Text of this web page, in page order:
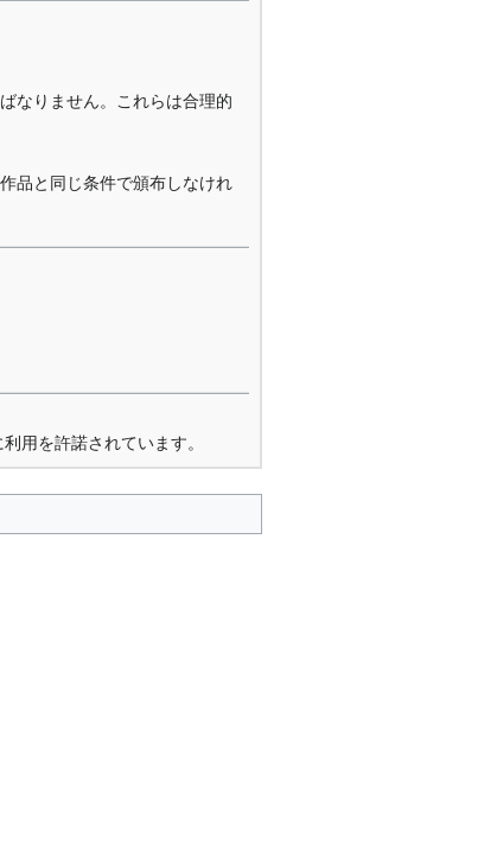
なりません。これらは合理的
品と同じ条件で頒布しなけれ
用を許諾されています。